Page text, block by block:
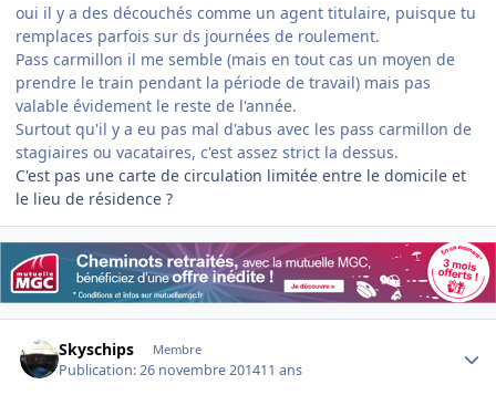
oui il y a des découchés comme un agent titulaire, puisque tu
remplaces parfois sur ds journées de roulement.
Pass carmillon il me semble (mais en tout cas un moyen de
prendre le train pendant la période de travail) mais pas
valable évidement le reste de l'année.
Surtout qu'il y a eu pas mal d'abus avec les pass carmillon de
stagiaires ou vacataires, c'est assez strict la dessus.
C'est pas une carte de circulation limitée entre le domicile et
le lieu de résidence ?
Skyschips Membre
Publication:26 novembre 201411 ans